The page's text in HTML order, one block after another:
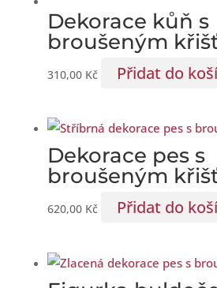
Dekorace kůň s
broušeným
310,00 Kč Přidat do
Dekorace pes s
broušeným
620,00 Kč Přidat do